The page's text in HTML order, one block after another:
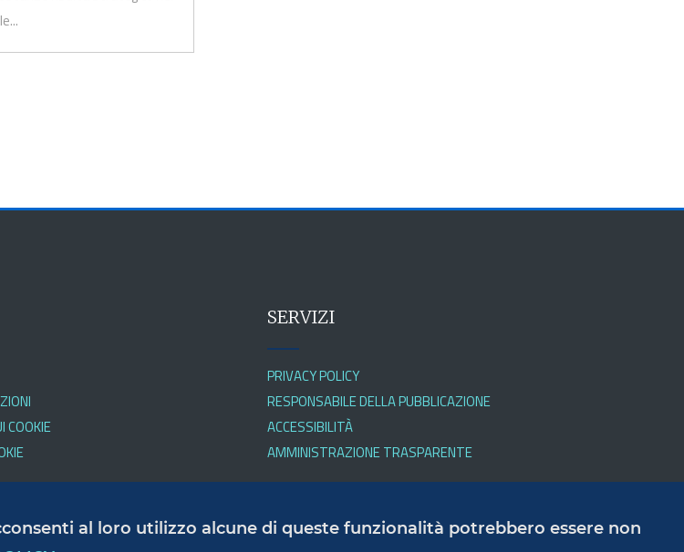
COOKIE
SERVIZI
PRIVACY POLICY
RESPONSABILE DELLA PUBBLICAZIONE
ACCESSIBILITÀ
AMMINISTRAZIONE TRASPARENTE
al loro utilizzo alcune di queste funzionalità potrebbero essere non